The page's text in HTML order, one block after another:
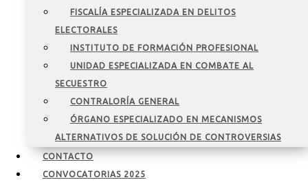
FISCALÍA ESPECIALIZADA EN DELITOS
ELECTORALES
INSTITUTO DE FORMACIÓN PROFESIONAL
UNIDAD ESPECIALIZADA EN COMBATE AL
SECUESTRO
CONTRALORÍA GENERAL
ÓRGANO ESPECIALIZADO EN MECANISMOS
ALTERNATIVOS DE SOLUCIÓN DE CONTROVERSIAS
CONTACTO
CONVOCATORIAS 2025